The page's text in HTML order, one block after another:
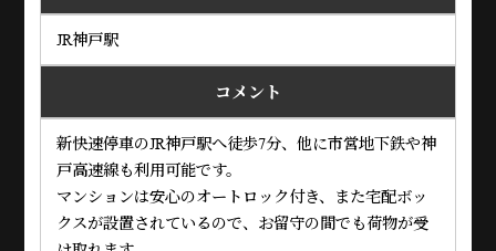
JR神戸駅
コメント
新快速停車のJR神戸駅へ徒歩7分、他に市営地下鉄や神
戸高速線も利用可能です。
マンションは安心のオートロック付き、また宅配ボッ
クスが設置されているので、お留守の間でも荷物が受